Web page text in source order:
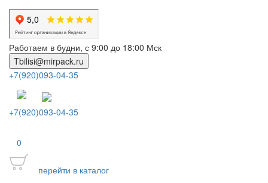
Работаем в будни, с 9:00 до 18:00 Мск
Tbilisi@mirpack.ru
+7(920)093-04-35
+7(920)093-04-35
0
перейти в каталог